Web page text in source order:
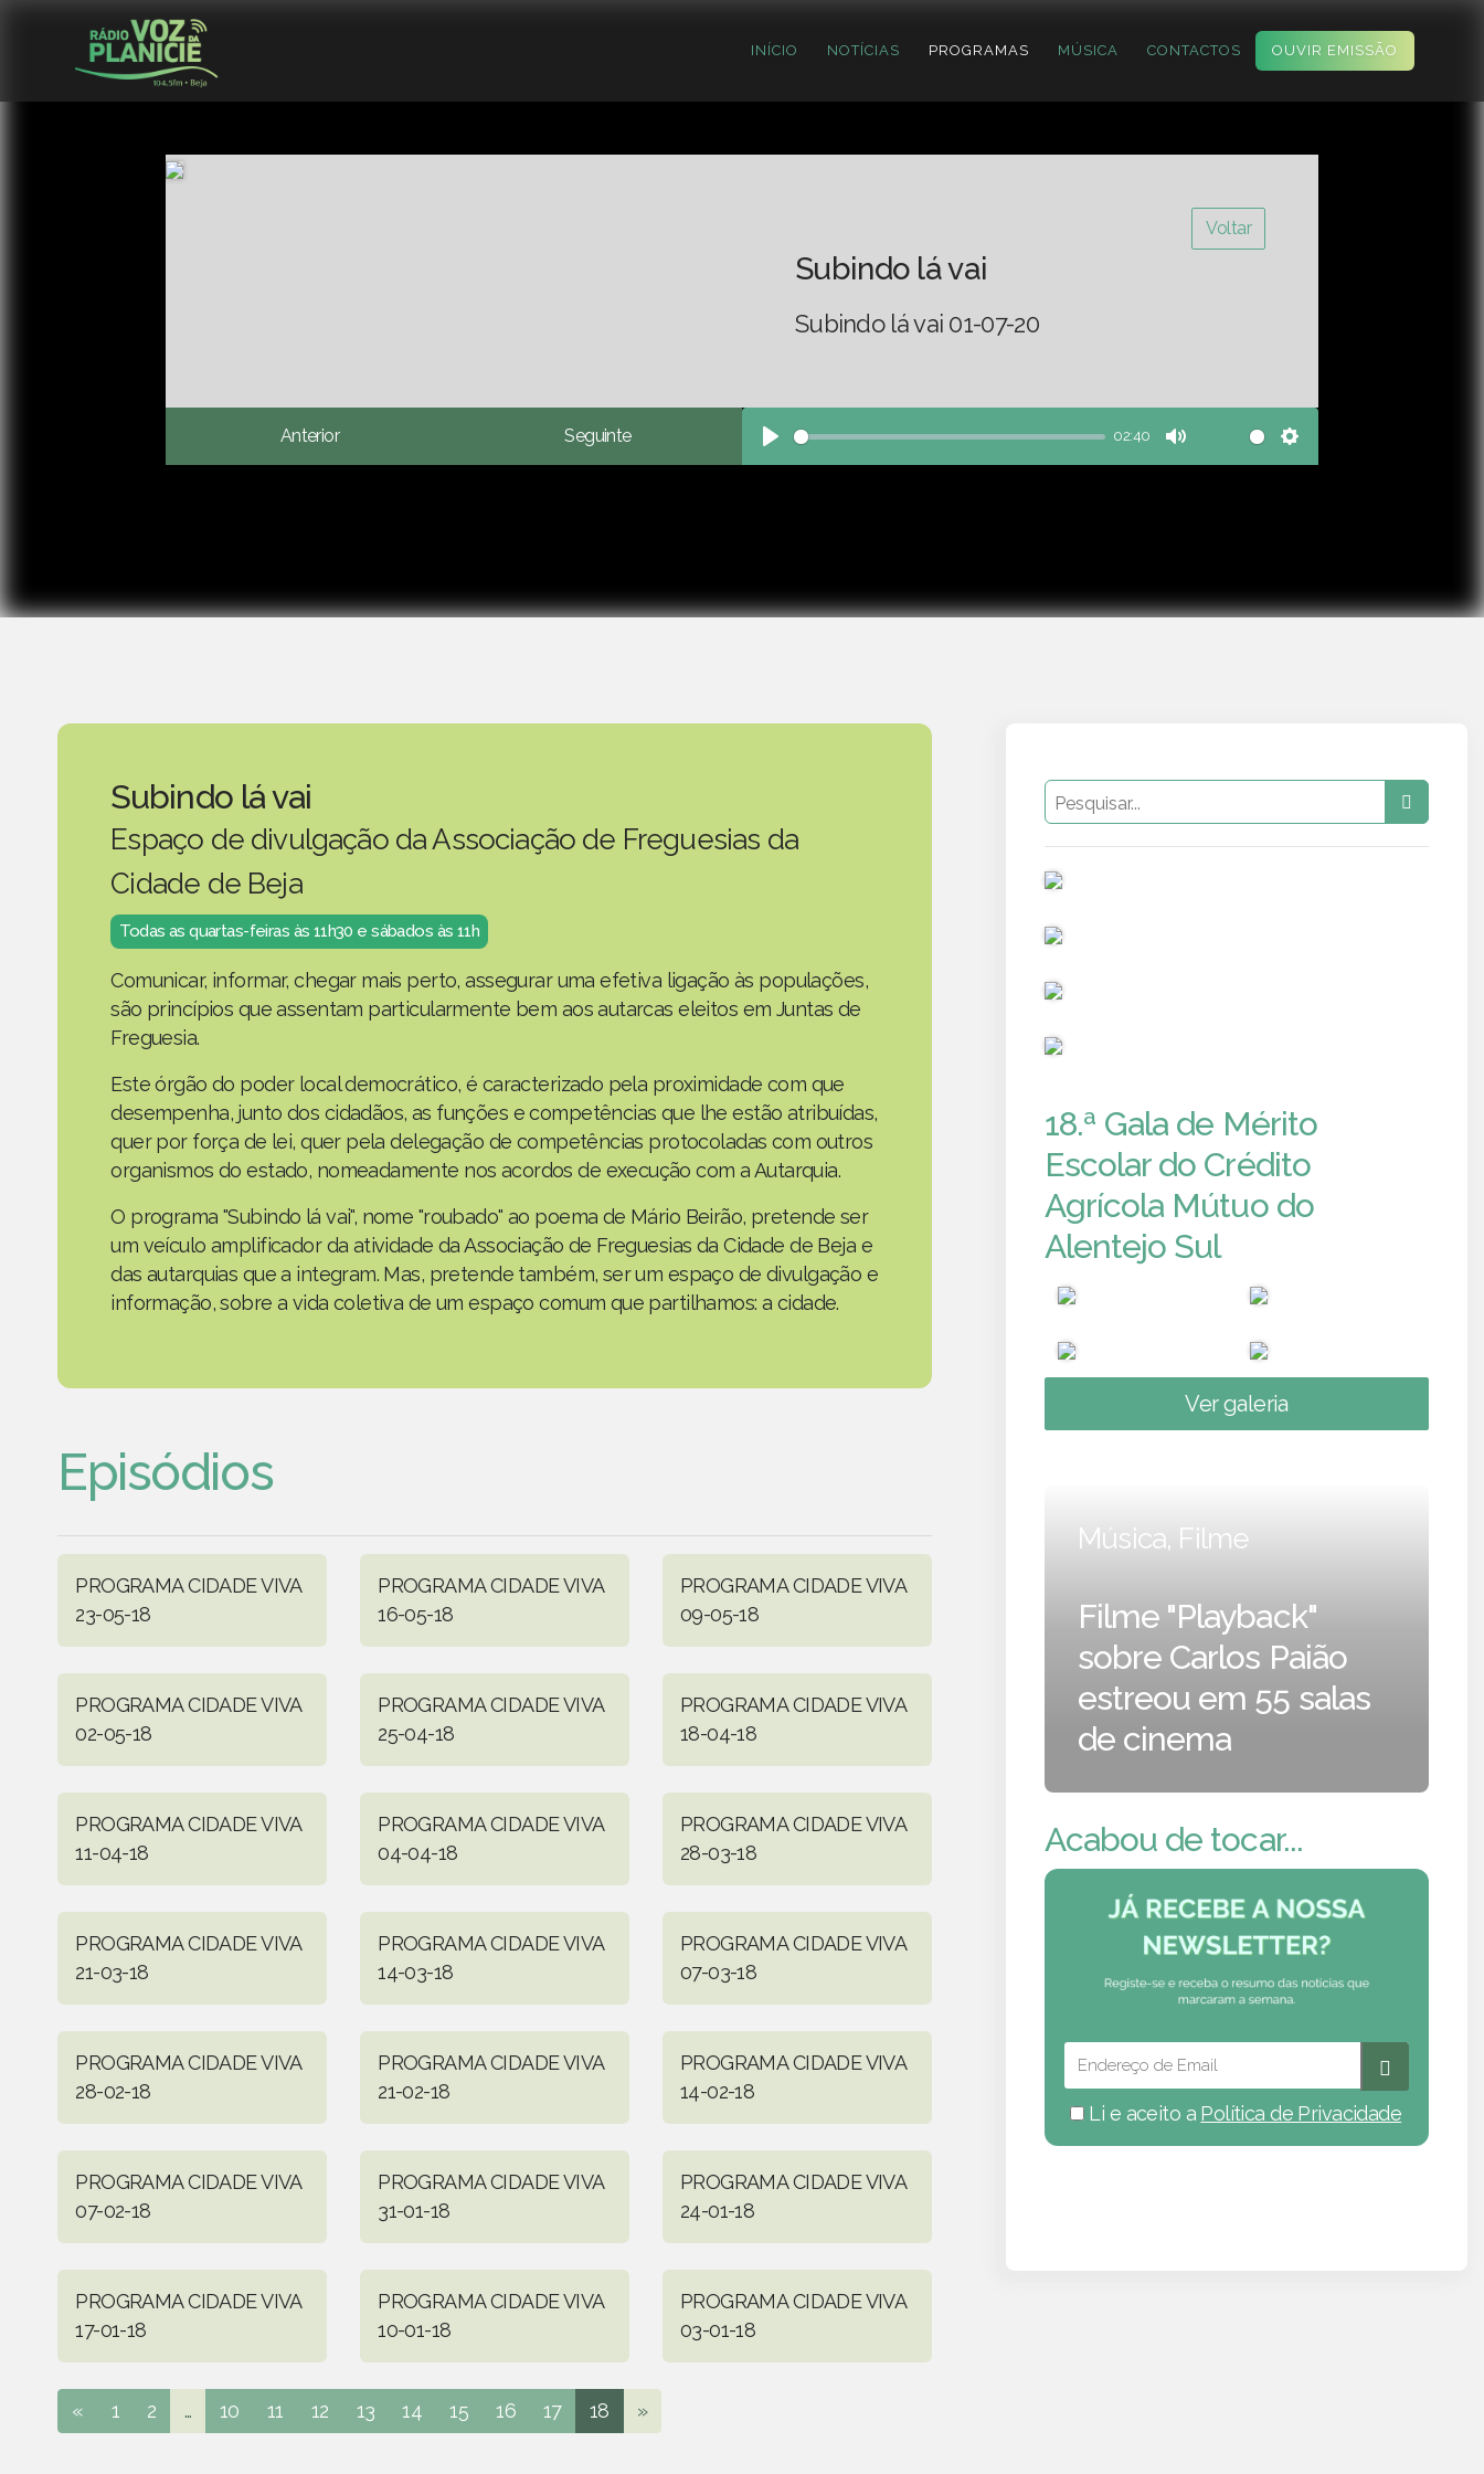
INÍCIO NOTÍCIAS PROGRAMAS MÚSICA CONTACTOS OUVIR EMISSÃO
Voltar
Subindo lá vai
Subindo lá vai 01-07-20
Anterior Seguinte
Play
02:40
Mute Settings
Subindo lá vai
Espaço de divulgação da Associação de Freguesias da
Cidade de Beja
Todas as quartas-feiras às 11h30 e sábados às 11h
Comunicar, informar, chegar mais perto, assegurar uma efetiva ligação às populações,
são princípios que assentam particularmente bem aos autarcas eleitos em Juntas de
Freguesia.
Este órgão do poder local democrático, é caracterizado pela proximidade com que
desempenha, junto dos cidadãos, as funções e competências que lhe estão atribuídas,
quer por força de lei, quer pela delegação de competências protocoladas com outros
organismos do estado, nomeadamente nos acordos de execução com a Autarquia.
O programa "Subindo lá vai", nome "roubado" ao poema de Mário Beirão, pretende ser
um veículo amplificador da atividade da Associação de Freguesias da Cidade de Beja e
das autarquias que a integram. Mas, pretende também, ser um espaço de divulgação e
informação, sobre a vida coletiva de um espaço comum que partilhamos: a cidade.
Episódios
PROGRAMA CIDADE VIVA
23-05-18
PROGRAMA CIDADE VIVA
16-05-18
PROGRAMA CIDADE VIVA
09-05-18
PROGRAMA CIDADE VIVA
02-05-18
PROGRAMA CIDADE VIVA
25-04-18
PROGRAMA CIDADE VIVA
18-04-18
PROGRAMA CIDADE VIVA
11-04-18
PROGRAMA CIDADE VIVA
04-04-18
PROGRAMA CIDADE VIVA
28-03-18
PROGRAMA CIDADE VIVA
21-03-18
PROGRAMA CIDADE VIVA
14-03-18
PROGRAMA CIDADE VIVA
07-03-18
PROGRAMA CIDADE VIVA
28-02-18
PROGRAMA CIDADE VIVA
21-02-18
PROGRAMA CIDADE VIVA
14-02-18
PROGRAMA CIDADE VIVA
07-02-18
PROGRAMA CIDADE VIVA
31-01-18
PROGRAMA CIDADE VIVA
24-01-18
PROGRAMA CIDADE VIVA
17-01-18
PROGRAMA CIDADE VIVA
10-01-18
PROGRAMA CIDADE VIVA
03-01-18
« 1 2 ... 10 11 12 13 14 15 16 17 18 »
18.ª Gala de Mérito
Escolar do Crédito
Agrícola Mútuo do
Alentejo Sul
Ver galeria
Música, Filme
Filme "Playback"
sobre Carlos Paião
estreou em 55 salas
de cinema
Acabou de tocar...
Li e aceito a Política de Privacidade